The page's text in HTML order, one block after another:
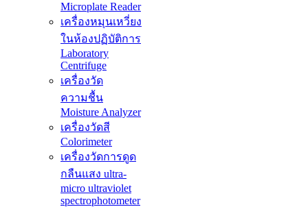
Microplate Reader
เครื่องหมุนเหวี่ยง
ในห้องปฏิบัติการ
Laboratory
Centrifuge
เครื่องวัด
ความชื้น
Moisture Analyzer
เครื่องวัดสี
Colorimeter
เครื่องวัดการดูด
กลืนแสง ultra-
micro ultraviolet
spectrophotometer